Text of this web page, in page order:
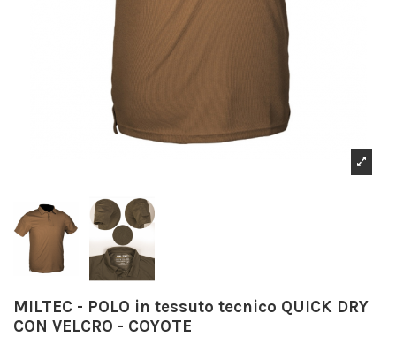
MILTEC - POLO in tessuto tecnico QUICK DRY
CON VELCRO - COYOTE